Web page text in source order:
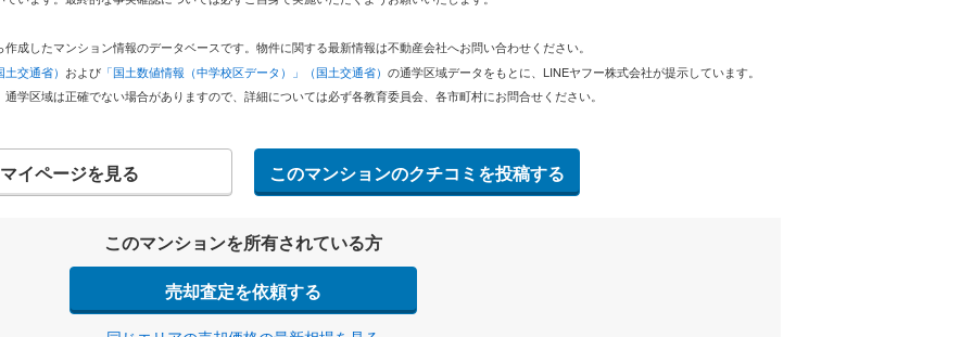
成したマンション情報のデータベースです。物件に関する最新情報は不動産会社へお問い合わせください。
交通省） および 「国土数値情報（中学校区データ）」（国土交通省） の通学区域データをもとに、LINEヤフー株式会社が提示しています。
学区域は正確でない場合がありますので、詳細については必ず各教育委員会、各市町村にお問合せください。
マイページを見る このマンションのクチコミを投稿する
このマンションを所有されている方
売却査定を依頼する